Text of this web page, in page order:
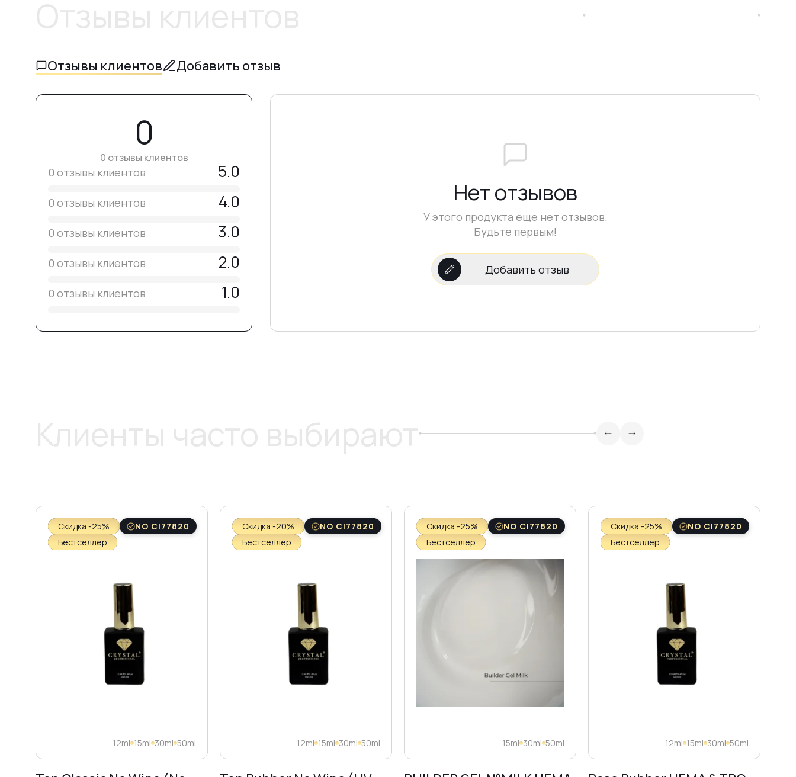
Отзывы клиентов Добавить отзыв
0
0 отзывы клиентов
0 отзывы клиентов 5.0
0 отзывы клиентов 4.0
0 отзывы клиентов 3.0
0 отзывы клиентов 2.0
0 отзывы клиентов 1.0
Нет отзывов
У этого продукта еще нет отзывов.
Будьте первым!
Добавить отзыв
Скидка -25%
NO CI77820
Бестселлер
12ml 15ml 30ml 50ml
Скидка -20%
NO CI77820
Бестселлер
12ml 15ml 30ml 50ml
Скидка -25%
NO CI77820
Бестселлер
15ml 30ml 50ml
Скидка -25%
NO CI77820
Бестселлер
12ml 15ml 30ml 50ml